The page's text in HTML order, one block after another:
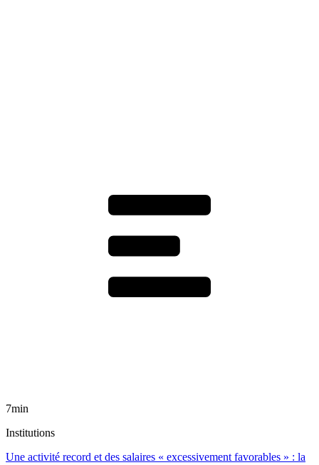
7min
Institutions
Une activité record et des salaires « excessivement favorables » : la